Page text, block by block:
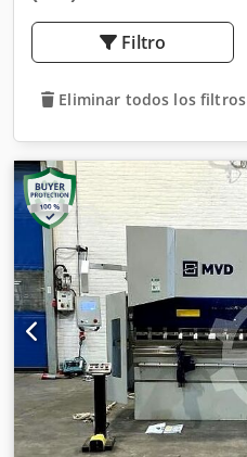
Filtro
Eliminar todos los filtros